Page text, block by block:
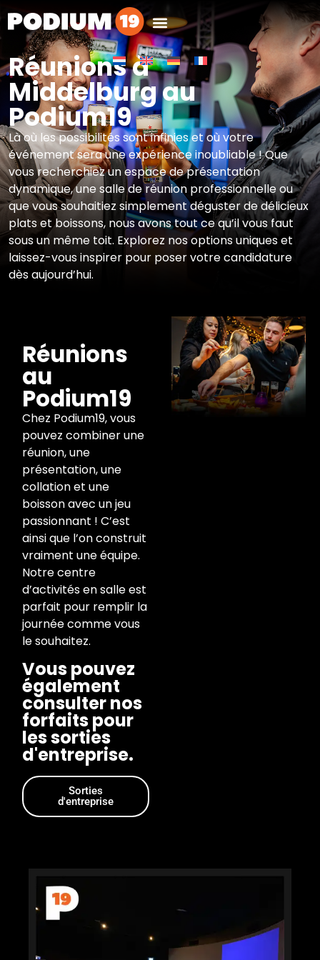
Réunions à
Middelburg au
Podium19
Là où les possibilités sont infinies et où votre
événement sera une expérience inoubliable ! Que
vous recherchiez un espace de présentation
dynamique, une salle de réunion professionnelle ou
que vous souhaitiez simplement déguster de délicieux
plats et boissons, nous avons tout ce qu’il vous faut
sous un même toit. Explorez nos options uniques et
laissez-vous inspirer pour poser votre candidature
dès aujourd’hui.
Réunions
au
Podium19
Chez Podium19, vous
pouvez combiner une
réunion, une
présentation, une
collation et une
boisson avec un jeu
passionnant ! C’est
ainsi que l’on construit
vraiment une équipe.
Notre centre
d’activités en salle est
parfait pour remplir la
journée comme vous
le souhaitez.
Vous pouvez
également
consulter nos
forfaits pour
les sorties
d'entreprise.
Sorties
d'entreprise